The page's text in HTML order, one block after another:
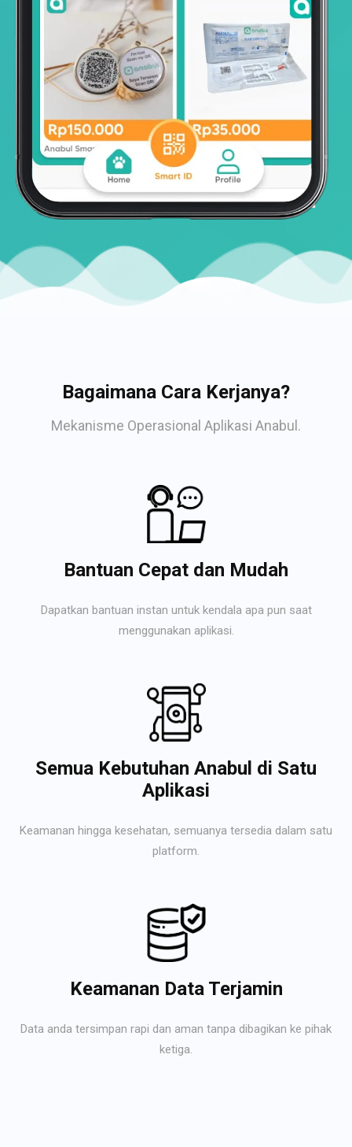
Bagaimana Cara Kerjanya?
Mekanisme Operasional Aplikasi Anabul.
Bantuan Cepat dan Mudah
Dapatkan bantuan instan untuk kendala apa pun saat
menggunakan aplikasi.
Semua Kebutuhan Anabul di Satu
Aplikasi
Keamanan hingga kesehatan, semuanya tersedia dalam satu
platform.
Keamanan Data Terjamin
Data anda tersimpan rapi dan aman tanpa dibagikan ke pihak
ketiga.